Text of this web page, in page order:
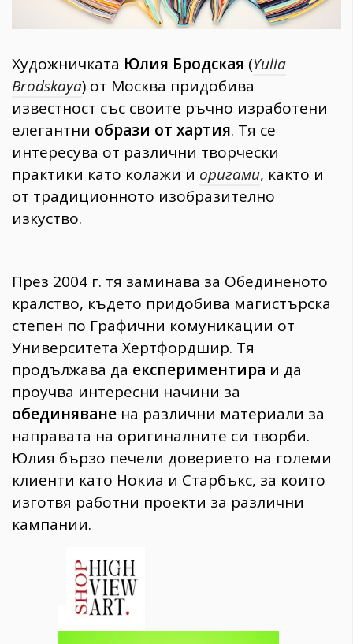
1817
ПОСЛЕДВАЙТЕ
НИ
Художничката Юлия Бродская (Yulia
Brodskaya) от Москва придобива
известност със своите ръчно изработени
елегантни образи от хартия. Тя се
интересува от различни творчески
практики като колажи и оригами, както и
от традиционното изобразително
изкуство.
През 2004 г. тя заминава за Обединеното
кралство, където придобива магистърска
степен по Графични комуникации от
Университета Хертфордшир. Тя
продължава да експериментира и да
проучва интересни начини за
обединяване на различни материали за
направата на оригиналните си творби.
Юлия бързо печели доверието на големи
клиенти като Нокиа и Старбъкс, за които
изготвя работни проекти за различни
кампании.